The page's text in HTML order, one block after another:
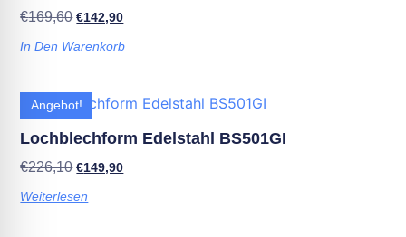
€169,60 €142,90
In Den Warenkorb
Angebot!
Lochblechform Edelstahl BS501GI
€226,10 €149,90
Weiterlesen